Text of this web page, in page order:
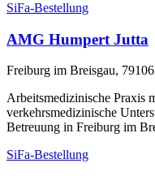
SiFa-Bestellung
AMG Humpert Jutta
Freiburg im Breisgau, 79106
Arbeitsmedizinische Praxis
verkehrsmedizinische
Betreuung in Freiburg im
SiFa-Bestellung